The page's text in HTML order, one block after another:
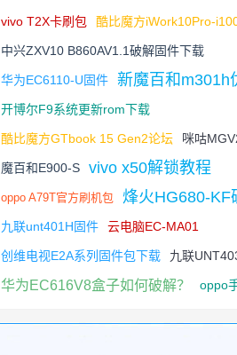
vivo T2X卡刷包 酷比魔方iWork10Pro-
中兴ZXV10 B860AV1.1破解固件下载
华为EC6110-U固件 新魔百和m301h
开博尔F9系统更新rom下载
酷比魔方GTbook 15 Gen2论坛 咪咕
魔百和E900-S vivo x50解锁教程
oppo A79T官方刷机包 烽火HG680-KF
九联unt401H固件 云电脑EC-MA01
创维电视E2A系列固件包下载 九联
华为EC616V8盒子如何破解？ oppo